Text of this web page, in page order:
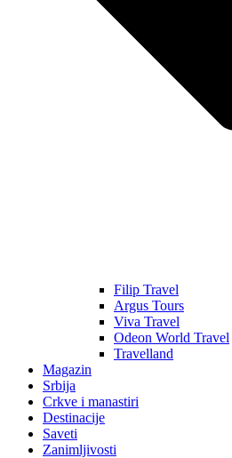
Filip Travel
Argus Tours
Viva Travel
Odeon World Travel
Travelland
Magazin
Srbija
Crkve i manastiri
Destinacije
Saveti
Zanimljivosti